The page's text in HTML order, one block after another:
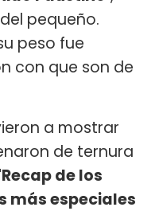
pequeño.
peso fue
con que son de
a mostrar
de ternura
de los
más especiales